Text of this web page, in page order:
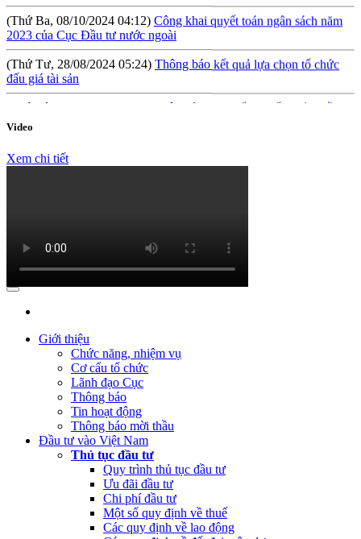
(Thứ Ba, 08/10/2024 04:12)Công khai quyết toán ngân sách năm
2023 của Cục Đầu tư nước ngoài
(Thứ Tư, 28/08/2024 05:24)Thông báo kết quả lựa chọn tổ chức
đấu giá tài sản
(Thứ Sáu, 09/08/2024 10:57)Hội thảo: Cơ chế khuyến khích đầu tư
sách Quý I năm 2024
quyết toán ngân sách năm 2022 của Cục Đầu tư nước ngoài
(Thứ Hai, 09/10/2023 03:45)Báo cáo tình hình công khai ngân
sách Quý 3 năm 2023
(Thứ Ba, 04/07/2023 05:29)
(Thứ Tư, 12/04/2023 03:20)Thực hiện công khai báo cáo tình hình
thực hiện dự toán NSNN Quý 1 năm 2023
(Thứ Ba, 21/03/2023 04:55)
2022 của Ban Quản lý dự án Nâng cấp và phát triển Hệ thống
thông tin quốc gia về đầu tư
(Thứ Hai, 20/03/2023 05:26)
NSNN Quý 4 và cả năm 2022
(Thứ Hai, 20/03/2023 05:17)Công bố công khai quyết toán ngân
sách nhà nước năm 2022 cùa Trung tâm Xúc tiến đầu tư phía Bắc
Video
Xem chi tiết
Giới thiệu
Chức năng, nhiệm vụ
Cơ cấu tổ chức
Lãnh đạo Cục
Thông báo
Tin hoạt động
Thông báo mời thầu
Đầu tư vào Việt Nam
Thủ tục đầu tư
Quy trình thủ tục đầu tư
Ưu đãi đầu tư
Chi phí đầu tư
Một số quy định về thuế
Các quy định về lao động